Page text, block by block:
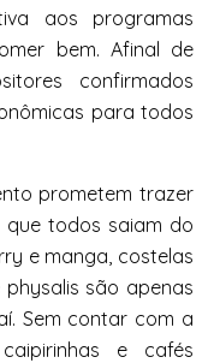
aos programas
bem. Afinal de
confirmados
para todos
prometem trazer
que todos saiam do
e manga, costelas
são apenas
Sem contar com a
e cafés